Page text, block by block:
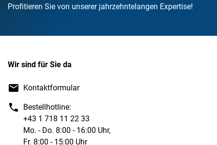
Profitieren Sie von unserer jahrzehntelangen Expertise!
Wir sind für Sie da
Kontaktformular
Bestellhotline:
+43 1 718 11 22 33
Mo. - Do. 8:00 - 16:00 Uhr,
Fr. 8:00 - 15:00 Uhr